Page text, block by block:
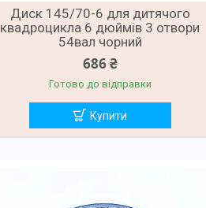
Диск 145/70-6 для дитячого
квадроцикла 6 дюймів 3 отвори
54вал чорний
686 ₴
Готово до відправки
Купити